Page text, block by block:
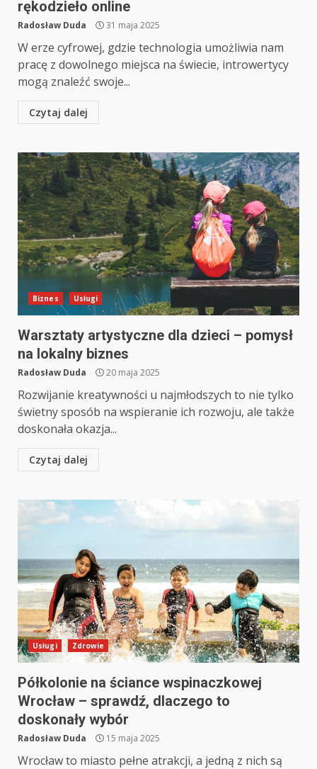
rękodzieło online
Radosław Duda 31 maja 2025
W erze cyfrowej, gdzie technologia umożliwia nam
pracę z dowolnego miejsca na świecie, introwertycy
mogą znaleźć swoje...
Czytaj dalej
Biznes Usługi
Warsztaty artystyczne dla dzieci – pomysł
na lokalny biznes
Radosław Duda 20 maja 2025
Rozwijanie kreatywności u najmłodszych to nie tylko
świetny sposób na wspieranie ich rozwoju, ale także
doskonała okazja...
Czytaj dalej
Usługi Zdrowie
Półkolonie na ściance wspinaczkowej
Wrocław – sprawdź, dlaczego to
doskonały wybór
Radosław Duda 15 maja 2025
Wrocław to miasto pełne atrakcji, a jedną z nich są